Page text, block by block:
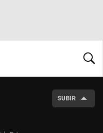
SUBIR